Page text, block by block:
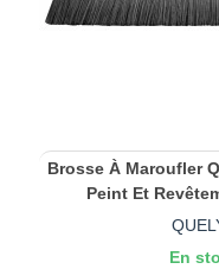
Brosse À Maroufler
Peint Et
En